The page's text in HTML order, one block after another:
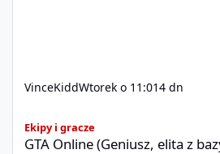
VinceKiddWtorek o 11:014 dn
Ekipy i gracze
GTA Online (Geniusz, elita z